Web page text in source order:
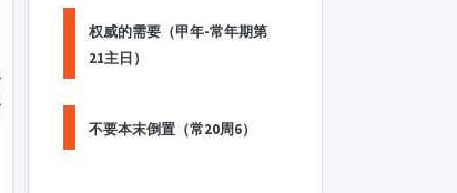
权威的需要（甲年-常年期第
21主日）
不要本末倒置（常20周6）